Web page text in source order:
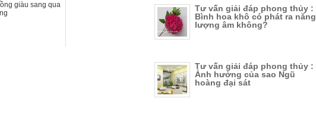
giàu sang qua
Tư vấn giải đáp phong thủy :
Bình hoa khô có phát ra năng
lượng âm không?
Tư vấn giải đáp phong thủy :
Ảnh hưởng của sao Ngũ
hoàng đại sát